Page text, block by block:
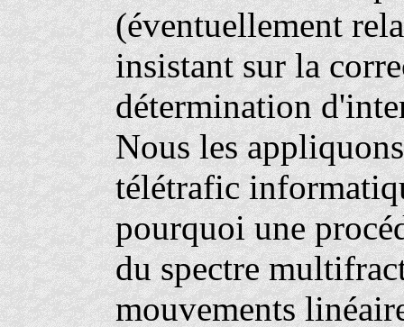
(éventuellement
insistant sur la
détermination
Nous les
télétrafic
pourquoi une
du spectre
mouvements